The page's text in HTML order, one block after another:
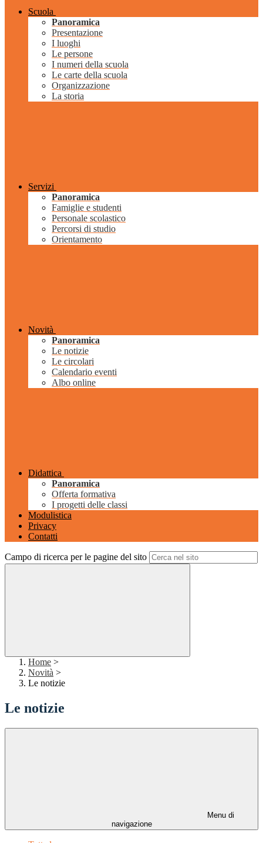
Scuola
Panoramica
Presentazione
I luoghi
Le persone
I numeri della scuola
Le carte della scuola
Organizzazione
La storia
Servizi
Panoramica
Famiglie e studenti
Personale scolastico
Percorsi di studio
Orientamento
Novità
Panoramica
Le notizie
Le circolari
Calendario eventi
Albo online
Didattica
Panoramica
Offerta formativa
I progetti delle classi
Modulistica
Privacy
Contatti
Campo di ricerca per le pagine del sito
Home >
Novità >
Le notizie
Le notizie
Menu di
navigazione